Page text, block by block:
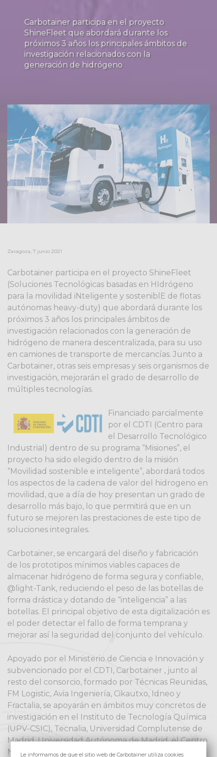
Carbotainer participa en el proyecto
ShineFleet que abordará durante los
próximos 3 años los principales ámbitos de
investigación relacionados con la
generación de hidrógeno
Zaragoza, 7 junio 2021
Carbotainer participa en el proyecto ShineFleet
(Soluciones Tecnológicas basadas en HIdrógeno
para la movilidad iNteligente y sosteniblE de flotas
autónomas heavy-duty) que abordará durante los
próximos 3 años los principales ámbitos de
investigación relacionados con la generación de
hidrógeno de manera descentralizada, para su uso
en camiones de transporte de mercancías. Junto a
Carbotainer, otras seis empresas y seis organismos de
investigación, mejorarán el grado de desarrollo de
múltiples tecnologías.
Financiado parcialmente
por el CDTI (Centro para
el Desarrollo Tecnológico
Industrial) dentro de su programa “Misiones”, el
proyecto ha sido elegido dentro de la misión
“Movilidad sostenible e inteligente”, abordará todos
los aspectos de la cadena de valor del hidrogeno en
movilidad, que a día de hoy presentan un grado de
desarrollo más bajo, lo que permitirá que en un
futuro se mejoren las prestaciones de este tipo de
soluciones integrales.
Carbotainer, se encargará del diseño y fabricación
de los prototipos mínimos viables capaces de
almacenar hidrógeno de forma segura y confiable,
@light-Tank, reduciendo el peso de las botellas de
forma drástica y dotando de “inteligencia” a las
botellas. El principal objetivo de esta digitalización es
el poder detectar el fallo de forma temprana y
mejorar así la seguridad del conjunto del vehículo.
Apoyado por el Ministerio de Ciencia e Innovación y
subvencionado por el CDTI, Carbotainer , junto al
resto del consorcio, formado por Técnicas Reunidas,
FM Logistic, Avia Ingeniería, Cikautxo, Idneo y
Fractalia, se apoyarán en ámbitos muy concretos de
investigación en el Instituto de Tecnología Química
(UPV-CSIC), Tecnalia, Universidad Complutense de
Madrid, Universidad Autónoma de Madrid, el Centro
Nacional del Hidrógeno y Eurecat. Con este
Le informamos de que el sitio web de Carbotainer utiliza cookies